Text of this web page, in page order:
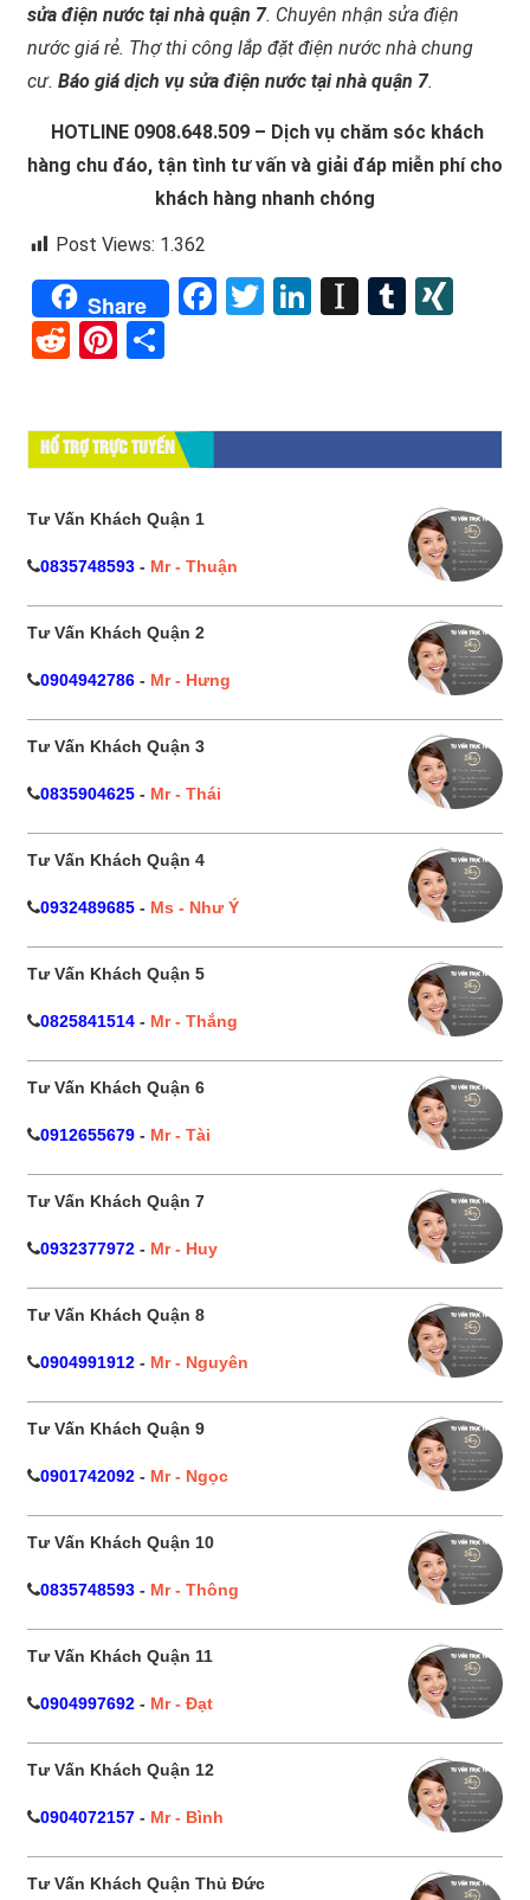
sửa điện nước tại nhà quận 7. Chuyên nhận sửa điện
nước giá rẻ. Thợ thi công lắp đặt điện nước nhà chung
cư. Báo giá dịch vụ sửa điện nước tại nhà quận 7.
HOTLINE 0908.648.509 – Dịch vụ chăm sóc khách
hàng chu đáo, tận tình tư vấn và giải đáp miễn phí cho
khách hàng nhanh chóng
Post Views: 1.362
Share Facebook
Twitter
LinkedInTumblr
RedditPinterest
HỔ TRỢ TRỰC TUYẾN
Tư Vấn Khách Quận 1
0835748593 - Mr - Thuận
Tư Vấn Khách Quận 2
0904942786 - Mr - Hưng
Tư Vấn Khách Quận 3
0835904625 - Mr - Thái
Tư Vấn Khách Quận 4
0932489685 - Ms - Như Ý
Tư Vấn Khách Quận 5
0825841514 - Mr - Thắng
Tư Vấn Khách Quận 6
0912655679 - Mr - Tài
Tư Vấn Khách Quận 7
0932377972 - Mr - Huy
Tư Vấn Khách Quận 8
0904991912 - Mr - Nguyên
Tư Vấn Khách Quận 9
0901742092 - Mr - Ngọc
Tư Vấn Khách Quận 10
0835748593 - Mr - Thông
Tư Vấn Khách Quận 11
0904997692 - Mr - Đạt
Tư Vấn Khách Quận 12
0904072157 - Mr - Bình
Tư Vấn Khách Quận Thủ Đức